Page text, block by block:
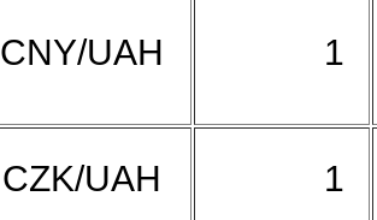
CNY/UAH 1
CZK/UAH 1